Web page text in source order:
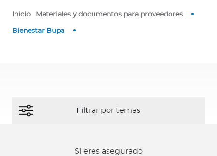
Inicio Materiales y documentos para proveedores
Bienestar Bupa
Si eres asegurado